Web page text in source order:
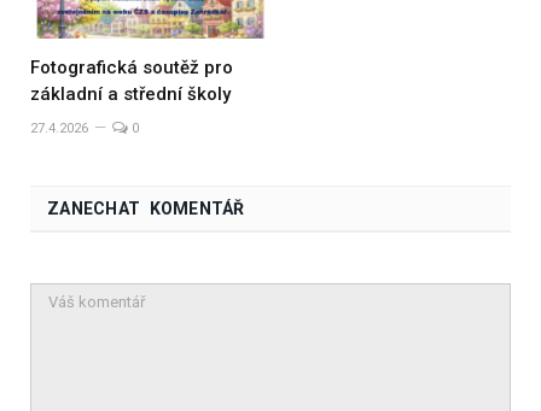
Fotografická soutěž pro
základní a střední školy
27.4.2026 0
ZANECHAT KOMENTÁŘ